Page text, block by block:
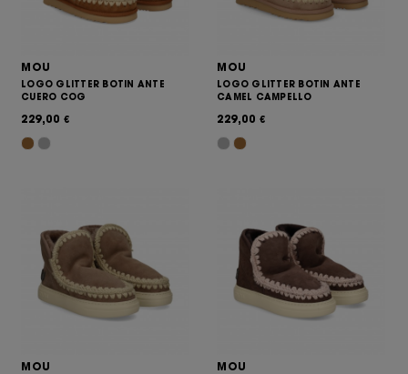
MOU
LOGO GLITTER BOTIN ANTE
CUERO COG
229,00 €
MOU
LOGO GLITTER BOTIN ANTE
CAMEL CAMPELLO
229,00 €
MOU MOU